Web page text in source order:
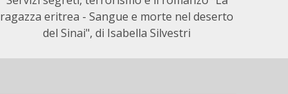
ragazza eritrea - Sangue e morte nel deserto
del Sinai", di Isabella Silvestri